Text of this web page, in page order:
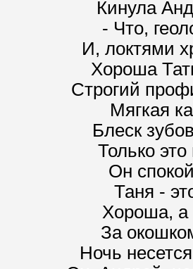
Кинула
- Что,
И, локтями
Хороша
Строгий
Мягкая
Блеск
Только
Он
Таня -
Хороша, а
За
Ночь